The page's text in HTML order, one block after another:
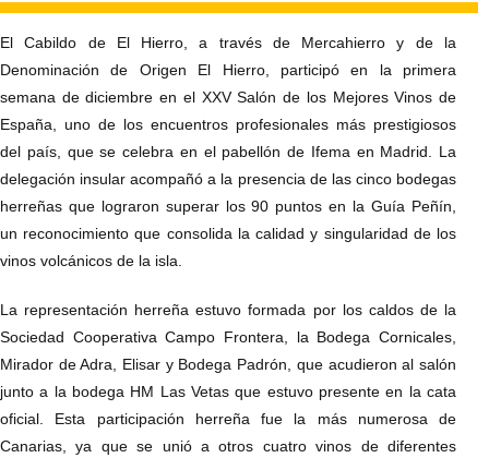
El Cabildo de El Hierro, a través de Mercahierro y de la
Denominación de Origen El Hierro, participó en la primera
semana de diciembre en el XXV Salón de los Mejores Vinos de
España, uno de los encuentros profesionales más prestigiosos
del país, que se celebra en el pabellón de Ifema en Madrid. La
delegación insular acompañó a la presencia de las cinco bodegas
herreñas que lograron superar los 90 puntos en la Guía Peñín,
un reconocimiento que consolida la calidad y singularidad de los
vinos volcánicos de la isla.
La representación herreña estuvo formada por los caldos de la
Sociedad Cooperativa Campo Frontera, la Bodega Cornicales,
Mirador de Adra, Elisar y Bodega Padrón, que acudieron al salón
junto a la bodega HM Las Vetas que estuvo presente en la cata
oficial. Esta participación herreña fue la más numerosa de
Canarias, ya que se unió a otros cuatro vinos de diferentes